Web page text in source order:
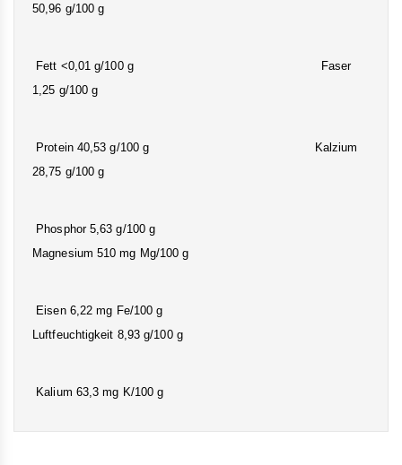
50,96 g/100 g
Fett <0,01 g/100 g Faser
1,25 g/100 g
Protein 40,53 g/100 g Kalzium
28,75 g/100 g
Phosphor 5,63 g/100 g
Magnesium 510 mg Mg/100 g
Eisen 6,22 mg Fe/100 g
Luftfeuchtigkeit 8,93 g/100 g
Kalium 63,3 mg K/100 g